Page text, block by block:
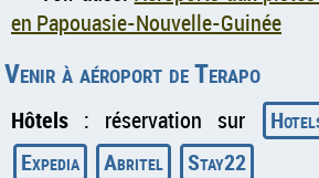
en Papouasie-Nouvelle-Guinée
Venir à aéroport de Terapo
Hôtels : réservation sur
Expedia
Abritel
Stay22